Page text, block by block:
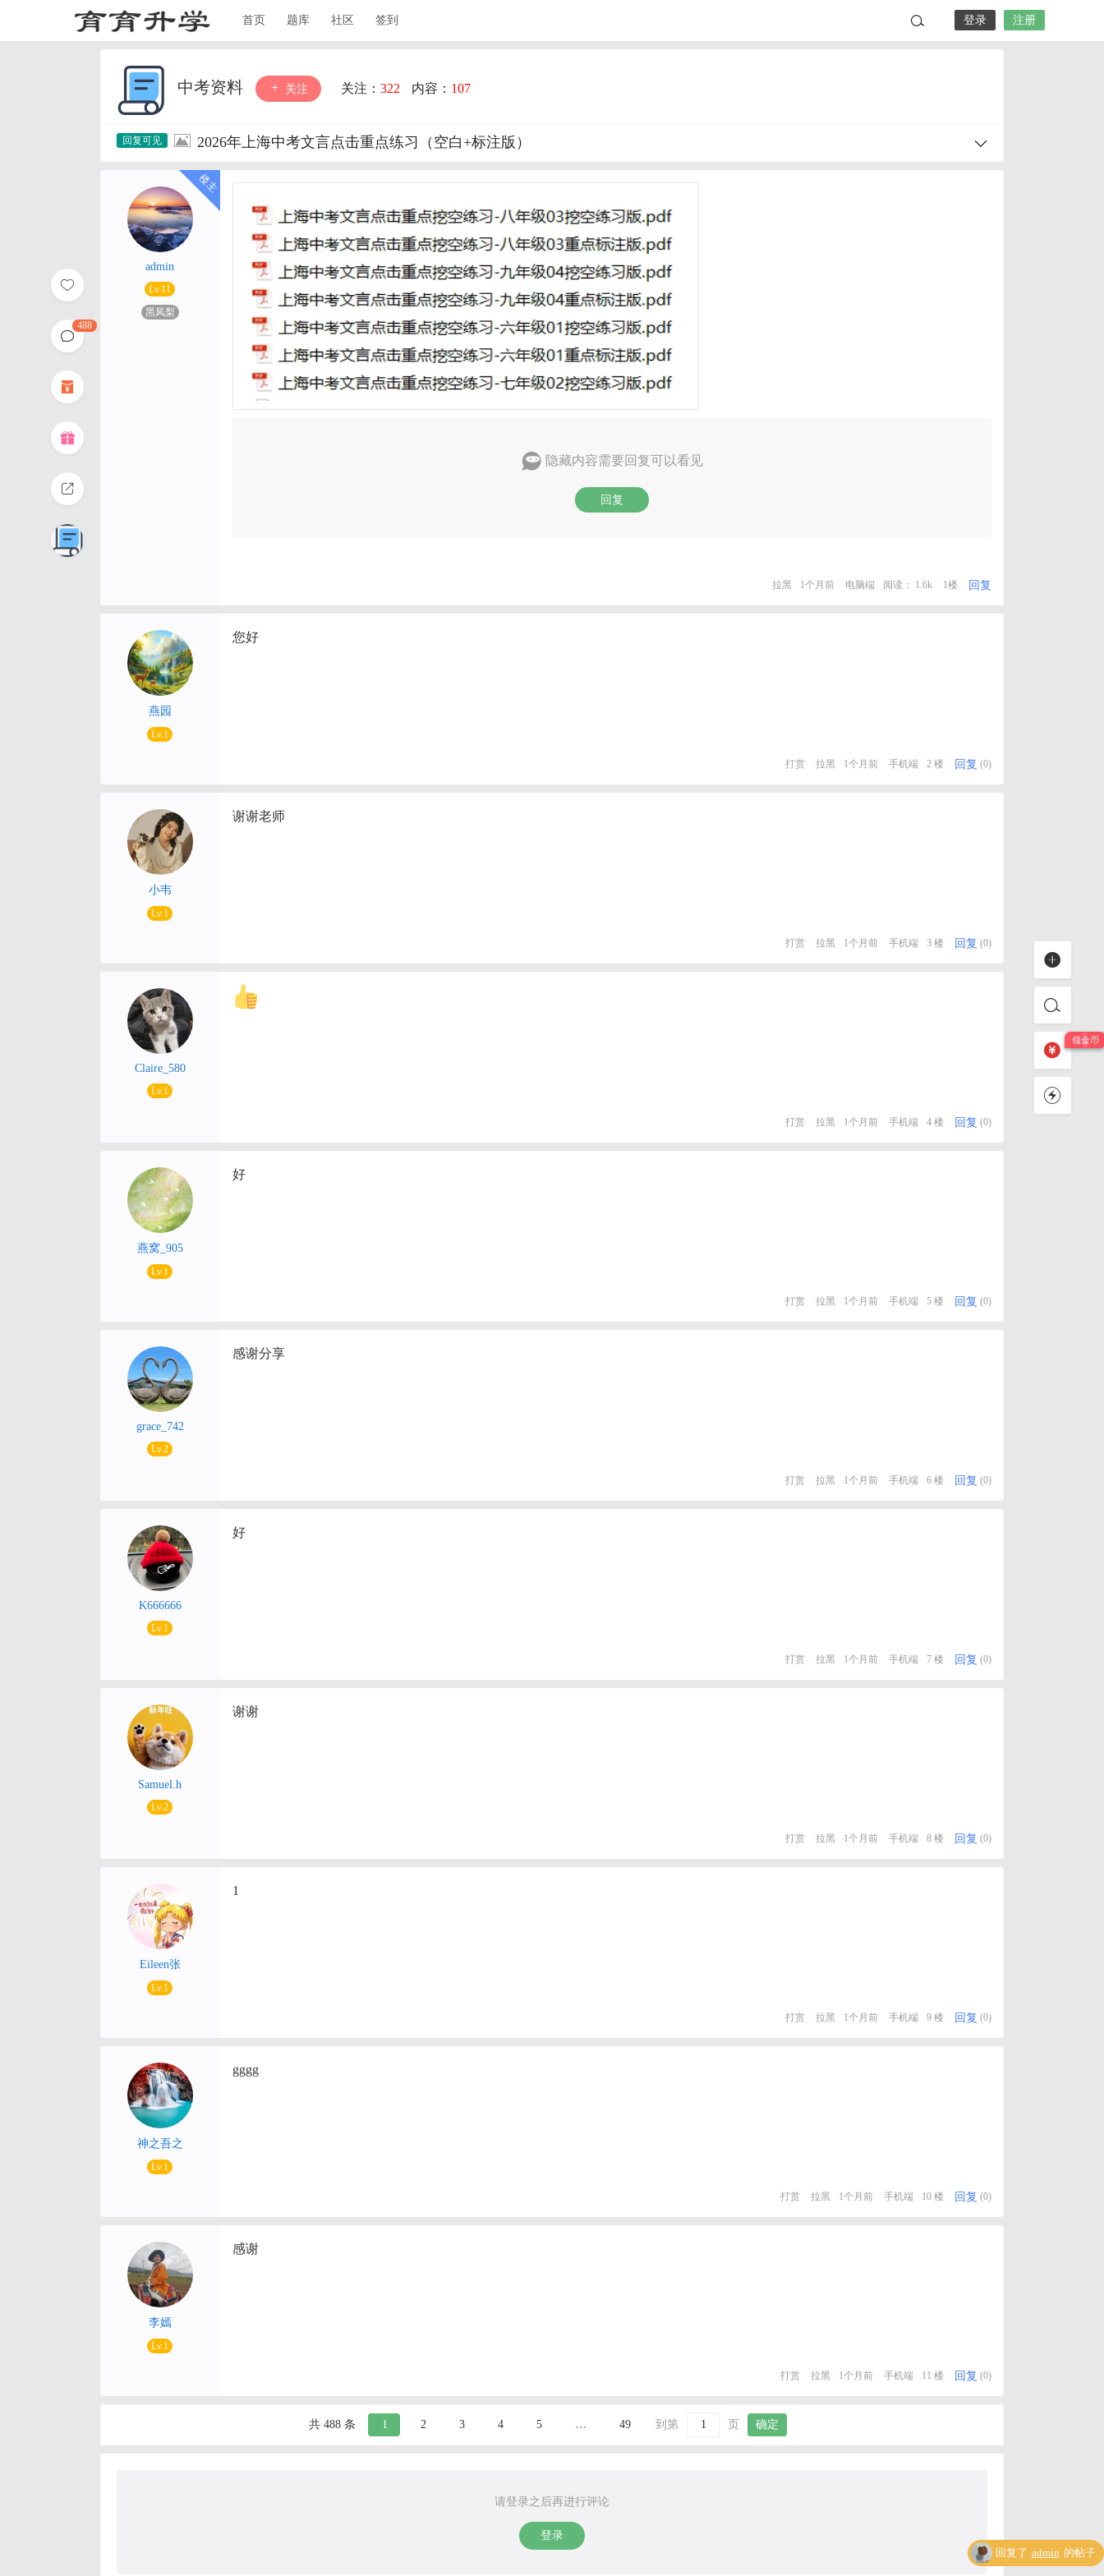
首页 题库 社区 签到 登录 注册
中考资料 关注 关注： 322 内容： 107
2026年上海中考文言点击重点练习（空白+标注版）
488
admin
Lv.11
黑凤梨
隐藏内容需要回复可以看见
回复
拉黑 1个月前 电脑端 阅读： 1.6k 1楼 回复
燕园
Lv.1
您好
打赏 拉黑 1个月前 手机端 2 楼 回复 (0)
小韦
Lv.1
谢谢老师
打赏 拉黑 1个月前 手机端 3 楼 回复 (0)
Claire_580
Lv.1
打赏 拉黑 1个月前 手机端 4 楼 回复 (0)
燕窝_905
Lv.1
好
打赏 拉黑 1个月前 手机端 5 楼 回复 (0)
grace_742
Lv.2
感谢分享
打赏 拉黑 1个月前 手机端 6 楼 回复 (0)
K666666
Lv.1
好
打赏 拉黑 1个月前 手机端 7 楼 回复 (0)
Samuel.h
Lv.2
谢谢
打赏 拉黑 1个月前 手机端 8 楼 回复 (0)
Eileen张
Lv.1
1
打赏 拉黑 1个月前 手机端 9 楼 回复 (0)
神之吾之
Lv.1
gggg
打赏 拉黑 1个月前 手机端 10 楼 回复 (0)
李嫣
Lv.1
感谢
打赏 拉黑 1个月前 手机端 11 楼 回复 (0)
共 488 条 1 2 3 4 5 … 49 到第 页 确定
请登录之后再进行评论
登录
回复了
admin 的帖子